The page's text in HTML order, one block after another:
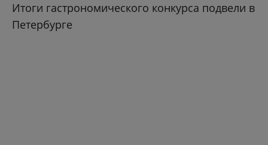
Итоги гастрономического конкурса подвели в
Петербурге